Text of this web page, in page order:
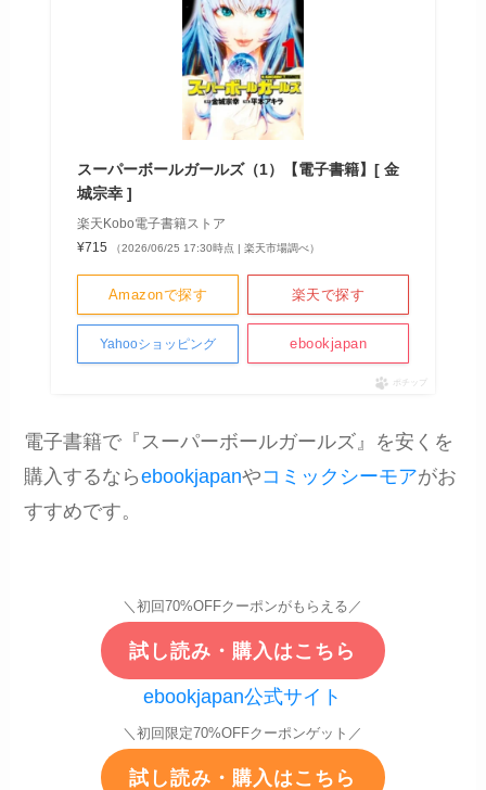
スーパーボールガールズ（1）【電子書籍】[ 金
城宗幸 ]
楽天Kobo電子書籍ストア
¥715
（2026/06/25 17:30時点 | 楽天市場調べ）
Amazonで探す 楽天で探す
Yahooショッピング ebookjapan
ポチップ
電子書籍で『スーパーボールガールズ』を安くを
購入するならebookjapanやコミックシーモアがお
すすめです。
＼初回70%OFFクーポンがもらえる／
試し読み・購入はこちら
ebookjapan公式サイト
＼初回限定70%OFFクーポンゲット／
試し読み・購入はこちら